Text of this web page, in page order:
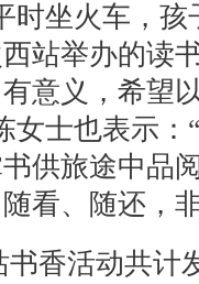
时坐火车，
站举办的读
意义，希望
女士也表示：
供旅途中品
看、随还，
香活动共计